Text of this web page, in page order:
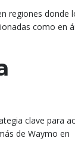
regiones donde
como en
clave para
de Waymo en